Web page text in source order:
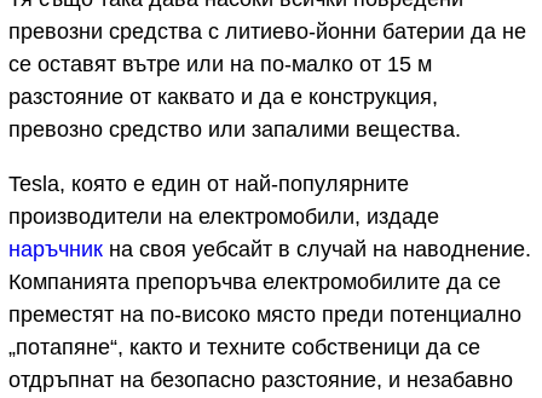
превозни средства с литиево-йонни батерии да не
се оставят вътре или на по-малко от 15 м
разстояние от каквато и да е конструкция,
превозно средство или запалими вещества.
Tesla, която е един от най-популярните
производители на електромобили, издаде
наръчник на своя уебсайт в случай на наводнение.
Компанията препоръчва електромобилите да се
преместят на по-високо място преди потенциално
„потапяне“, както и техните собственици да се
отдръпнат на безопасно разстояние, и незабавно